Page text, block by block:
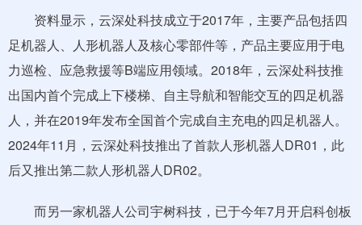
资料显示，云深处科技成立于2017年，主要产品包括四
足机器人、人形机器人及核心零部件等，产品主要应用于电
力巡检、应急救援等B端应用领域。2018年，云深处科技推
出国内首个完成上下楼梯、自主导航和智能交互的四足机器
人，并在2019年发布全国首个完成自主充电的四足机器人。
2024年11月，云深处科技推出了首款人形机器人DR01，此
后又推出第二款人形机器人DR02。
而另一家机器人公司宇树科技，已于今年7月开启科创板